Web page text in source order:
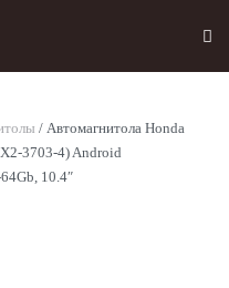
/ Автомагнитола Honda
3703-4) Android
10.4″